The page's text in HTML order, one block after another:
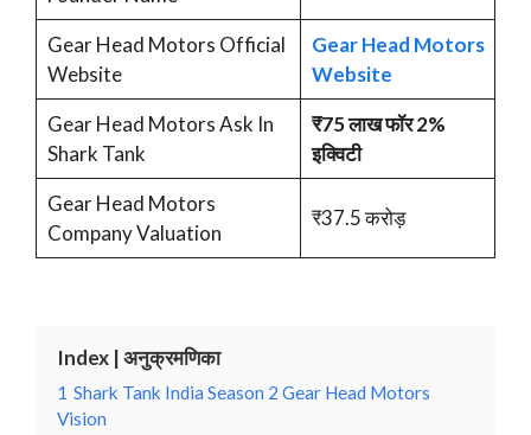
Gear Head Motors Official
Website
Gear Head Motors
Website
Gear Head Motors Ask In
Shark Tank
₹75 लाख फॉर 2%
इक्विटी
Gear Head Motors
Company Valuation
₹37.5 करोड़
Index | अनुक्रमणिका
1 Shark Tank India Season 2 Gear Head Motors
Vision